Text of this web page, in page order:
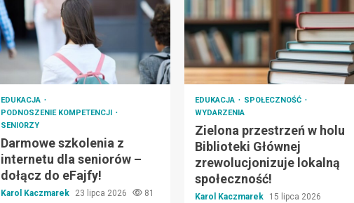
EDUKACJA
PODNOSZENIE KOMPETENCJI
SENIORZY
Darmowe szkolenia z
internetu dla seniorów –
dołącz do eFajfy!
Karol Kaczmarek 23 lipca 2026 81
EDUKACJA
SPOŁECZNOŚĆ
WYDARZENIA
Zielona przestrzeń w holu
Biblioteki Głównej
zrewolucjonizuje lokalną
społeczność!
Karol Kaczmarek
15 lipca 2026